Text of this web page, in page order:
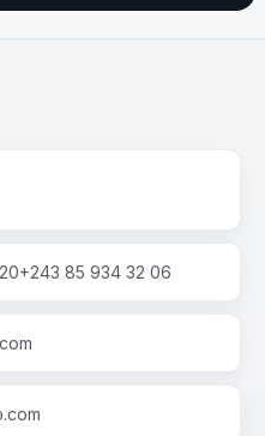
+243 85 934 32 06